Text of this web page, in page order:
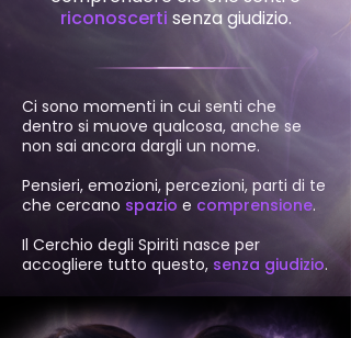
riconoscerti senza giudizio.
Ci sono momenti in cui senti che
dentro si muove qualcosa, anche se
non sai ancora dargli un nome.
Pensieri, emozioni, percezioni, parti di te
che cercano spazio e comprensione.
Il Cerchio degli Spiriti nasce per
accogliere tutto questo, senza giudizio.